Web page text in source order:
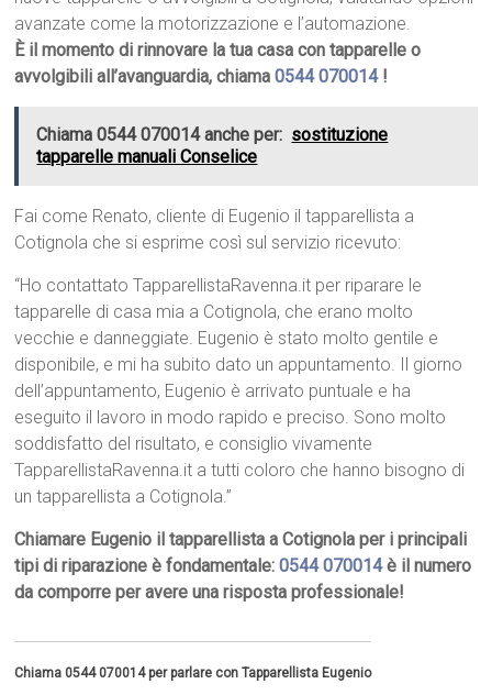
avanzate come la motorizzazione e l’automazione.
È il momento di rinnovare la tua casa con tapparelle o
avvolgibili all’avanguardia, chiama0544 070014!
Chiama 0544 070014 anche per: sostituzione
tapparelle manuali Conselice
Fai come Renato, cliente di Eugenio il tapparellista a
Cotignola che si esprime così sul servizio ricevuto:
“Ho contattato TapparellistaRavenna.it per riparare le
tapparelle di casa mia a Cotignola, che erano molto
vecchie e danneggiate. Eugenio è stato molto gentile e
disponibile, e mi ha subito dato un appuntamento. Il giorno
dell’appuntamento, Eugenio è arrivato puntuale e ha
eseguito il lavoro in modo rapido e preciso. Sono molto
soddisfatto del risultato, e consiglio vivamente
TapparellistaRavenna.it a tutti coloro che hanno bisogno di
un tapparellista a Cotignola.”
Chiamare Eugenio il tapparellista a Cotignola per i principali
tipi di riparazione è fondamentale:0544 070014è il numero
da comporre per avere una risposta professionale!
Chiama 0544 070014 per parlare con Tapparellista Eugenio